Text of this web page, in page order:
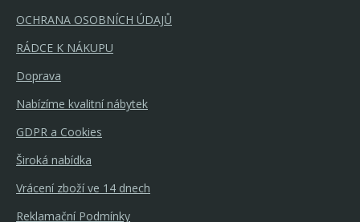
OCHRANA OSOBNÍCH ÚDAJŮ
RÁDCE K NÁKUPU
Doprava
Nabízíme kvalitní nábytek
GDPR a Cookies
Široká nabídka
Vrácení zboží ve 14 dnech
Reklamační Podmínky